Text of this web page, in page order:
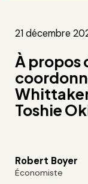
21 décembre
À propos
Toshie
Robert Boyer
Économiste